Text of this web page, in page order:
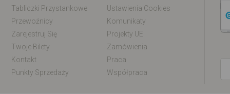
Tabliczki Przystankowe
Ustawienia Cookies
Przewoźnicy
Komunikaty
Zarejestruj Się
Projekty UE
Twoje Bilety
Zamówienia
Kontakt
Praca
Punkty Sprzedaży
Współpraca